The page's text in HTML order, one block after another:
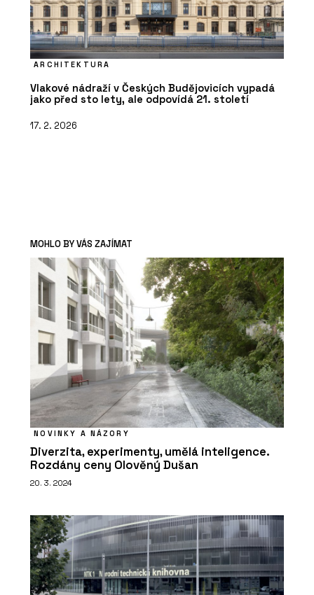
ARCHITEKTURA
Vlakové nádraží v Českých Budějovicích vypadá
jako před sto lety, ale odpovídá 21. století
17. 2. 2026
MOHLO BY VÁS ZAJÍMAT
NOVINKY A NÁZORY
Diverzita, experimenty, umělá inteligence.
Rozdány ceny Olověný Dušan
20. 3. 2024